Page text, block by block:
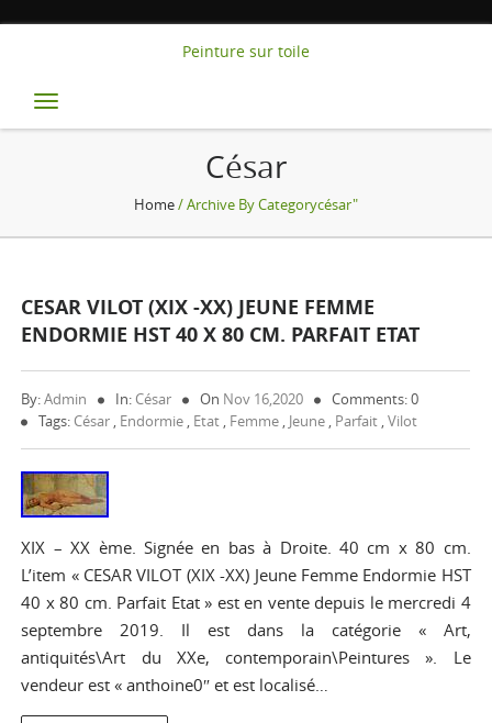
Peinture sur toile
Toggle
navigation
César
Home/ Archive By Categorycésar"
CESAR VILOT (XIX -XX) JEUNE FEMME
ENDORMIE HST 40 X 80 CM. PARFAIT ETAT
By:Admin In: César On Nov 16,2020
Comments: 0
Tags: César , Endormie , Etat , Femme , Jeune , Parfait ,Vilot
XIX – XX ème. Signée en bas à Droite. 40 cm x 80 cm.
L’item « CESAR VILOT (XIX -XX) Jeune Femme Endormie HST
40 x 80 cm. Parfait Etat » est en vente depuis le mercredi 4
septembre 2019. Il est dans la catégorie « Art,
antiquités\Art du XXe, contemporain\Peintures ». Le
vendeur est « anthoine0″ et est localisé…